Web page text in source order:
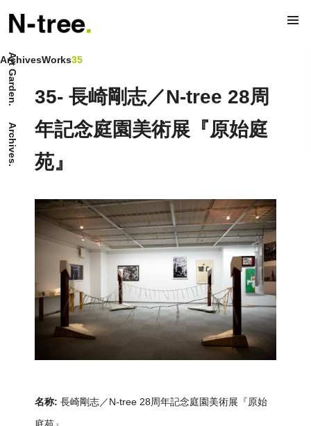
Art Garden.
Archives.
35- Genshi Teien
28th Anniversary Exhibition
ArchivesWorks35
35- 長崎剛志／N-tree 28周
年記念庭園美術展『原始庭
苑』
名称: 長崎剛志／N-tree 28周年記念庭園美術展『原始
庭苑』